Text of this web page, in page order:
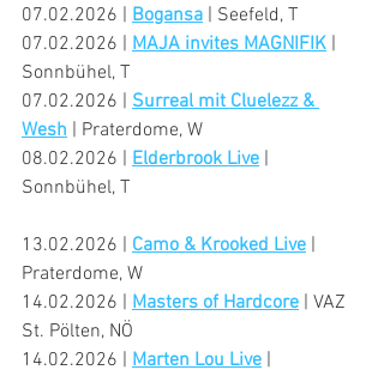
07.02.2026 | Bogansa | Seefeld, T
07.02.2026 | MAJA invites MAGNIFIK |
Sonnbühel, T
07.02.2026 | Surreal mit Cluelezz &
Wesh | Praterdome, W
08.02.2026 | Elderbrook Live |
Sonnbühel, T
13.02.2026 | Camo & Krooked Live |
Praterdome, W
14.02.2026 | Masters of Hardcore | VAZ
St. Pölten, NÖ
14.02.2026 | Marten Lou Live |